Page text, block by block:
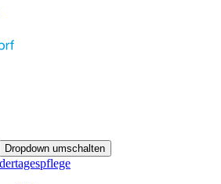
Dropdown umschalten